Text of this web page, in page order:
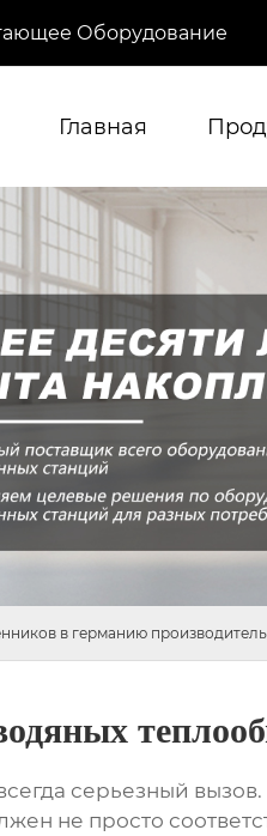
Оборудование
Главная
в германию производитель
серьезный вызов.
не просто